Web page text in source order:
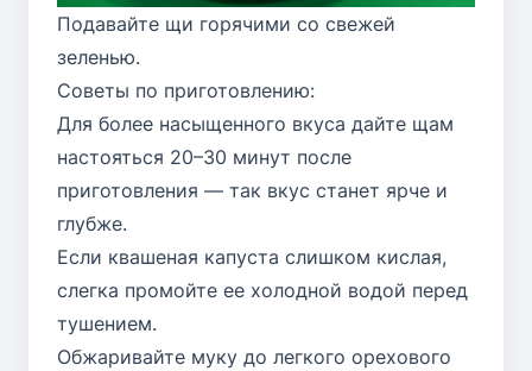
Подавайте щи горячими со свежей
зеленью.
Советы по приготовлению:
Для более насыщенного вкуса дайте щам
настояться 20–30 минут после
приготовления — так вкус станет ярче и
глубже.
Если квашеная капуста слишком кислая,
слегка промойте ее холодной водой перед
тушением.
Обжаривайте муку до легкого орехового